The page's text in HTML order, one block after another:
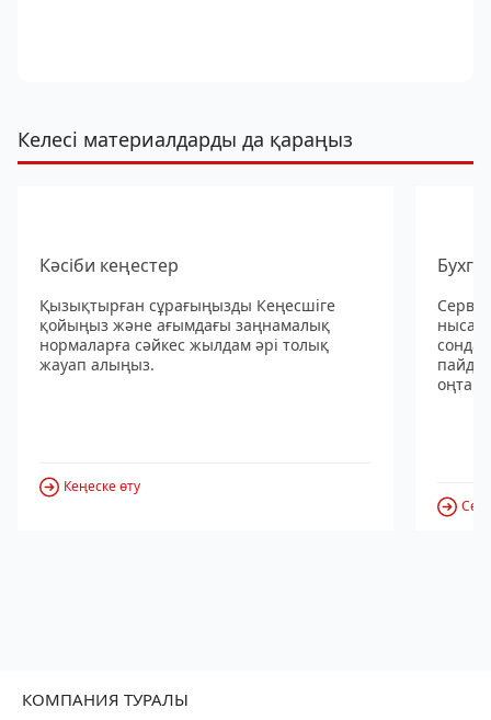
Келесі материалдарды да қараңыз
Кәсіби кеңестер
Қызықтырған сұрағыңызды Кеңесшіге
қойыңыз және ағымдағы заңнамалық
нормаларға сәйкес жылдам әрі толық
жауап алыңыз.
Кеңеске өту
КОМПАНИЯ ТУРАЛЫ